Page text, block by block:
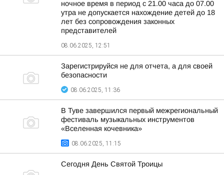
ночное время в период с 21.00 часа до 07.00
утра не допускается нахождение детей до 18
лет без сопровождения законных
представителей
08.06.2025, 12:51
Зарегистрируйся не для отчета, а для своей
безопасности
08.06.2025, 11:36
В Туве завершился первый межрегиональный
фестиваль музыкальных инструментов
«Вселенная кочевника»
08.06.2025, 11:15
Сегодня День Святой Троицы